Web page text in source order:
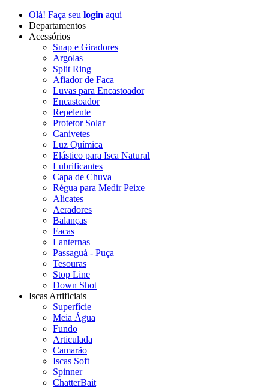
Olá! Faça seu login aqui
Departamentos
Acessórios
Snap e Giradores
Argolas
Split Ring
Afiador de Faca
Luvas para Encastoador
Encastoador
Repelente
Protetor Solar
Canivetes
Luz Química
Elástico para Isca Natural
Lubrificantes
Capa de Chuva
Régua para Medir Peixe
Alicates
Aeradores
Balanças
Facas
Lanternas
Passaguá - Puça
Tesouras
Stop Line
Down Shot
Iscas Artificiais
Superfície
Meia Água
Fundo
Articulada
Camarão
Iscas Soft
Spinner
ChatterBait